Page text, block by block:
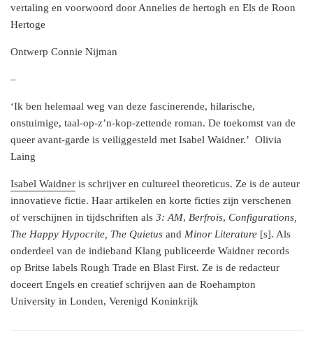
vertaling en voorwoord door Annelies de hertogh en Els de Roon
Hertoge
Ontwerp Connie Nijman
–
‘Ik ben helemaal weg van deze fascinerende, hilarische,
onstuimige, taal-op-z’n-kop-zettende roman. De toekomst van de
queer avant-garde is veiliggesteld met Isabel Waidner.’ Olivia
Laing
Isabel Waidner is schrijver en cultureel theoreticus. Ze is de auteur
innovatieve fictie. Haar artikelen en korte ficties zijn verschenen
of verschijnen in tijdschriften als 3: AM, Berfrois, Configurations,
The Happy Hypocrite, The Quietus and Minor Literature [s]. Als
onderdeel van de indieband Klang publiceerde Waidner records
op Britse labels Rough Trade en Blast First. Ze is de redacteur
doceert Engels en creatief schrijven aan de Roehampton
University in Londen, Verenigd Koninkrijk